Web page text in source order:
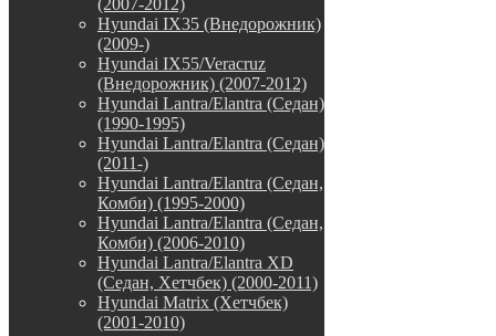
Hyundai IX35 (Внедорожник)
(2009-)
Hyundai IX55/Veracruz
(Внедорожник) (2007-2012)
Hyundai Lantra/Elantra (Седан)
(1990-1995)
Hyundai Lantra/Elantra (Седан)
(2011-)
Hyundai Lantra/Elantra (Седан,
Комби) (1995-2000)
Hyundai Lantra/Elantra (Седан,
Комби) (2006-2010)
Hyundai Lantra/Elantra XD
(Седан, Хетчбек) (2000-2011)
Hyundai Matrix (Хетчбек)
(2001-2010)